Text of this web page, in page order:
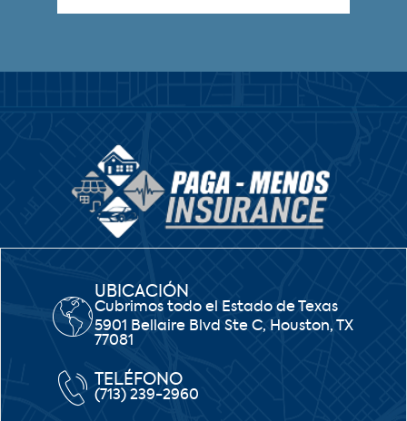
UBICACIÓN
Cubrimos todo el Estado de Texas
5901 Bellaire Blvd Ste C, Houston, TX
77081
TELÉFONO
(713) 239-2960